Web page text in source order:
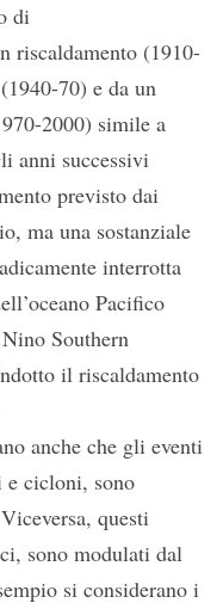
di
riscaldamento (1910-
70) e da un
2000) simile a
anni successivi
previsto dai
ma una sostanziale
interrotta
Pacifico
Southern
il riscaldamento
anche che gli eventi
e cicloni, sono
questi
sono modulati dal
si considerano i